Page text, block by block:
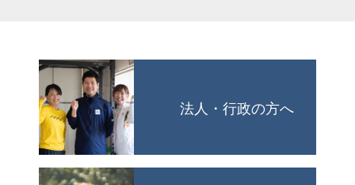
法人・行政の方へ